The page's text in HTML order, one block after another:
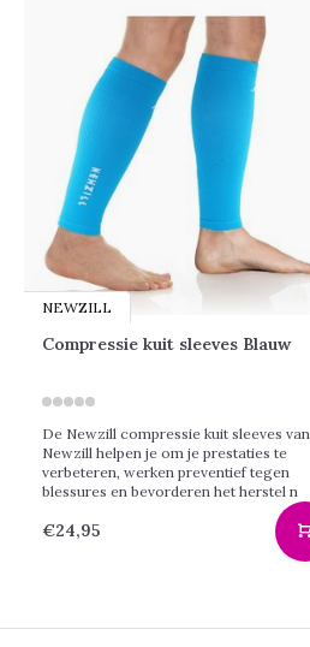
NEWZILL
Compressie kuit sleeves Blauw
De Newzill compressie kuit sleeves van
Newzill helpen je om je prestaties te
verbeteren, werken preventief tegen
blessures en bevorderen het herstel n
€24,95